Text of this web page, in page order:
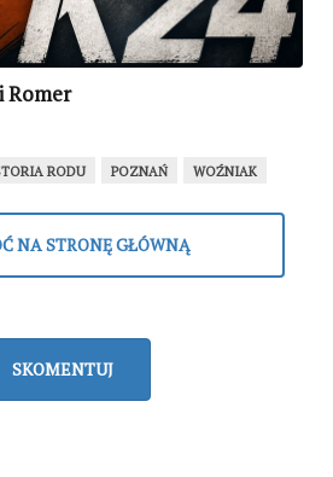
Romer
RODU POZNAŃ WOŹNIAK
NA STRONĘ GŁÓWNĄ
SKOMENTUJ